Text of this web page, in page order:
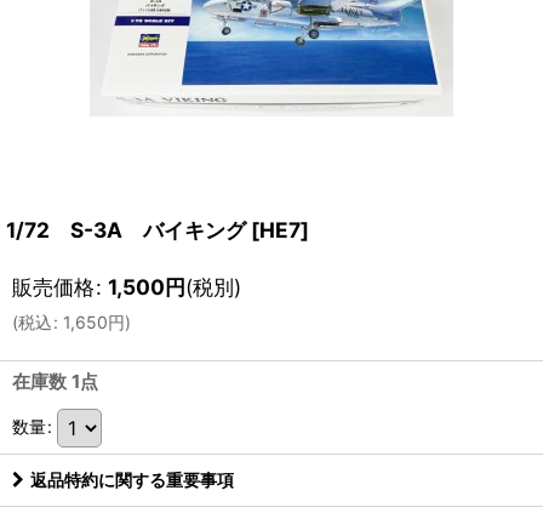
1/72 S-3A バイキング [HE7]
販売価格: 1,500円(税別)
(税込: 1,650円)
在庫数 1点
数量:
返品特約に関する重要事項